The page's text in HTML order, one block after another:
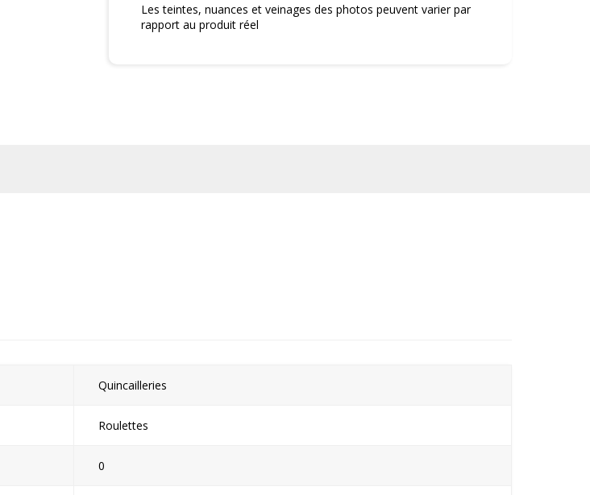
Les teintes, nuances et veinages des photos peuvent varier par
rapport au produit réel
Quincailleries
Roulettes
0